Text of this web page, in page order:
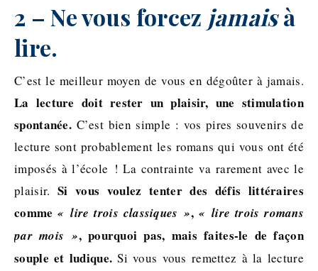
2 – Ne vous forcez jamaisà
lire.
C’est le meilleur moyen de vous en dégoûter à jamais.
La lecture doit rester un plaisir, une stimulation
spontanée. C’est bien simple : vos pires souvenirs de
lecture sont probablement les romans qui vous ont été
imposés à l’école ! La contrainte va rarement avec le
plaisir. Si vous voulez tenter des défis littéraires
comme« lire trois classiques », « lire trois romans
par mois », pourquoi pas, mais faites-le de façon
souple et ludique. Si vous vous remettez à la lecture